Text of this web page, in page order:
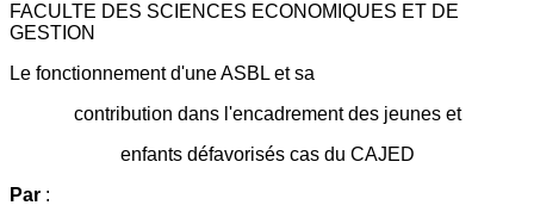
FACULTE DES SCIENCES ECONOMIQUES ET DE
GESTION
Le fonctionnement d'une ASBL et sa
contribution dans l'encadrement des jeunes et
enfants défavorisés cas du CAJED
Par :